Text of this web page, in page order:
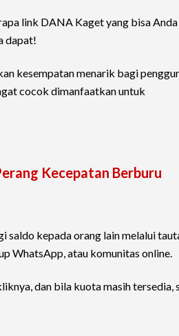
link DANA Kaget yang bisa
dapat!
kesempatan menarik bagi
cocok dimanfaatkan untuk
Kecepatan Berburu
kepada orang lain melalui
WhatsApp, atau komunitas online.
dan bila kuota masih tersedia,